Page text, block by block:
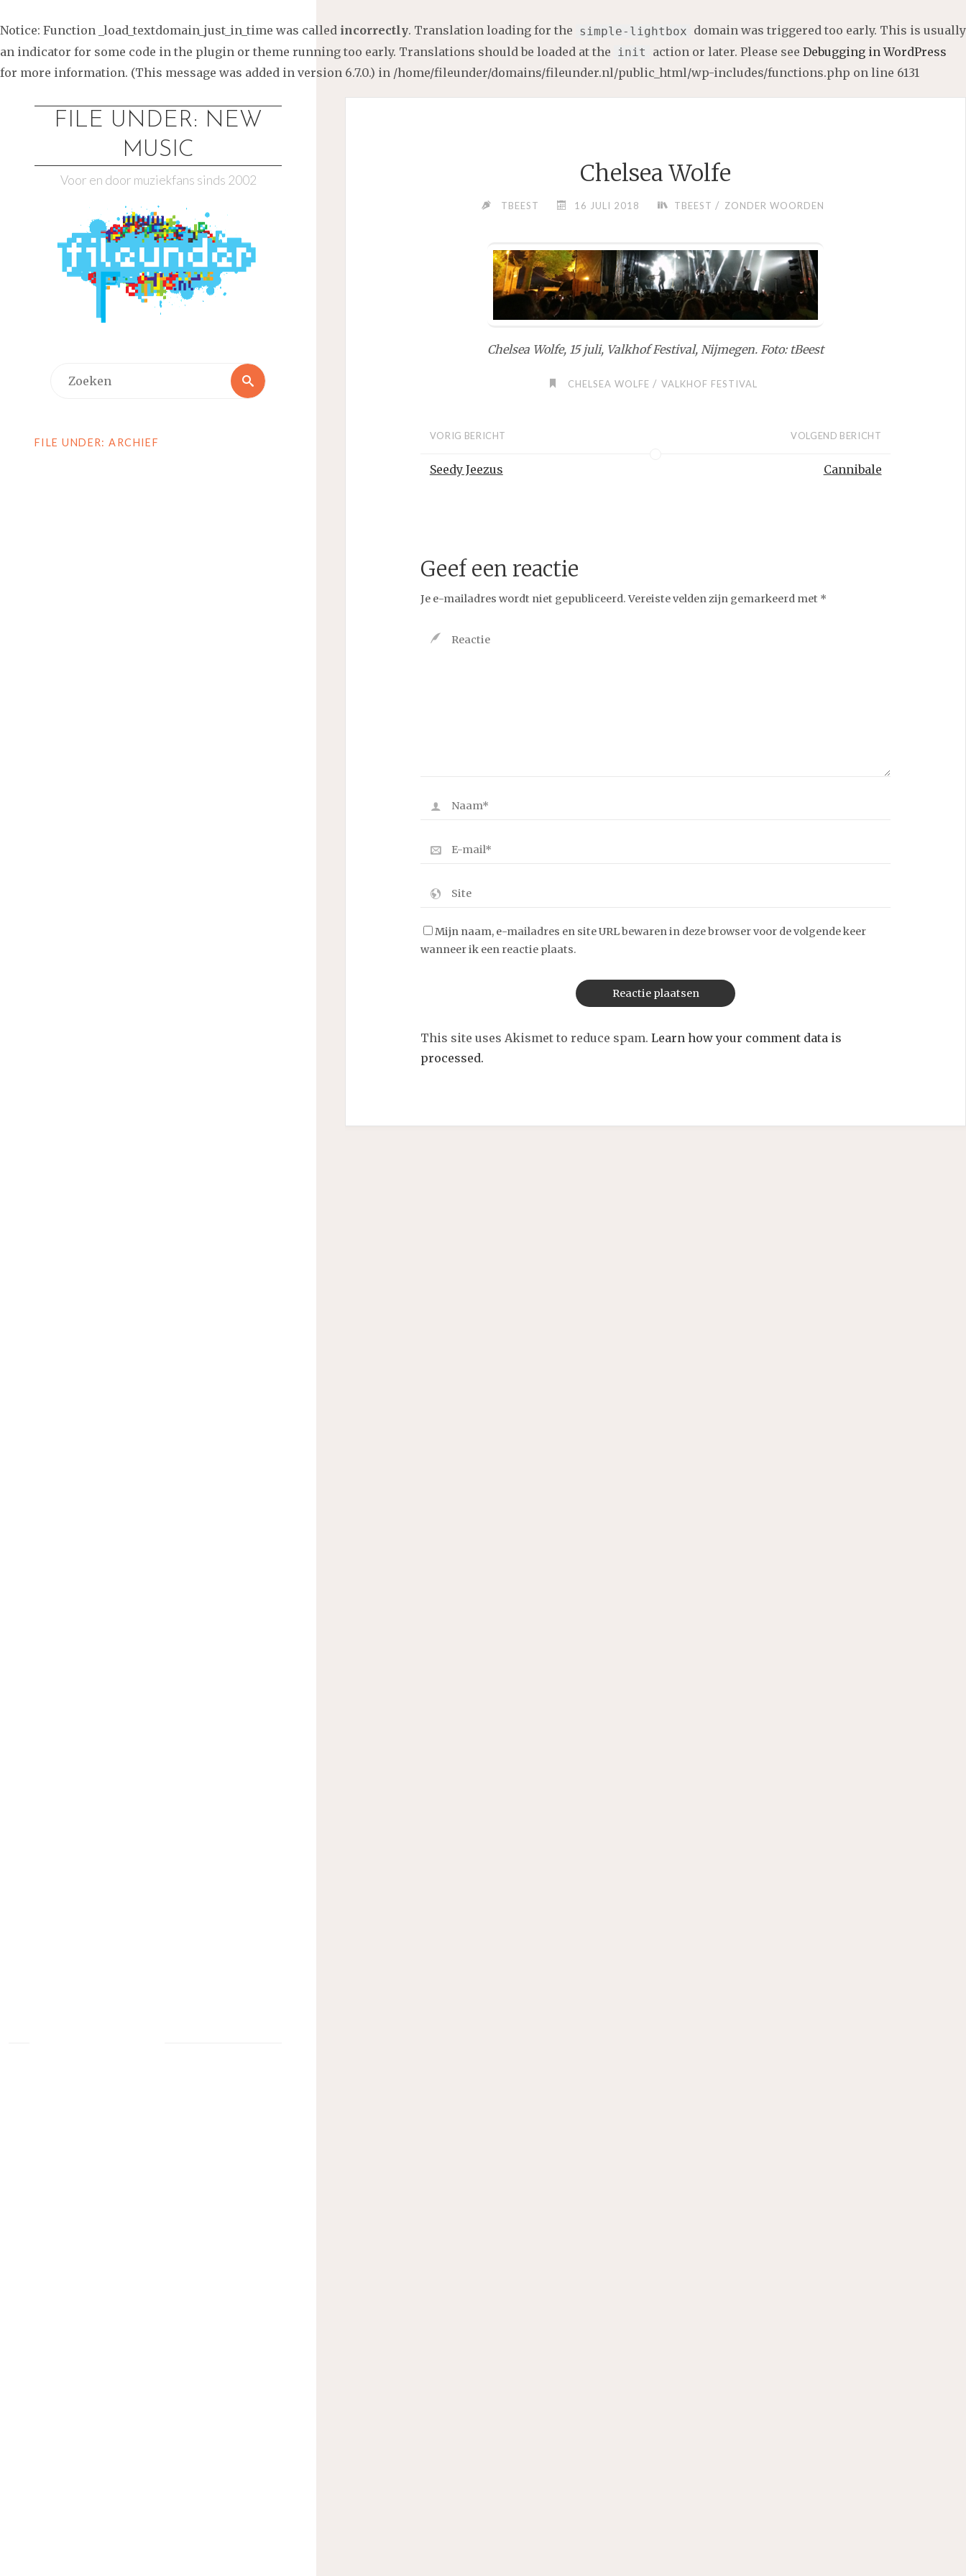
Notice: Function _load_textdomain_just_in_time was called incorrectly. Translation loading for the simple-lightbox domain was triggered too early. This is usually
an indicator for some code in the plugin or theme running too early. Translations should be loaded at the init action or later. Please see Debugging in WordPress
for more information. (This message was added in version 6.7.0.) in /home/fileunder/domains/fileunder.nl/public_html/wp-includes/functions.php on line 6131
FILE UNDER: NEW
MUSIC
Voor en door muziekfans sinds 2002
Zoeken
FILE UNDER: ARCHIEF
Chelsea Wolfe
TBEEST 16 JULI 2018 TBEEST / ZONDER WOORDEN
Chelsea Wolfe, 15 juli, Valkhof Festival, Nijmegen. Foto: tBeest
CHELSEA WOLFE / VALKHOF FESTIVAL
VORIG BERICHT
Seedy Jeezus
VOLGEND BERICHT
Cannibale
Geef een reactie
Je e-mailadres wordt niet gepubliceerd. Vereiste velden zijn gemarkeerd met *
Mijn naam, e-mailadres en site URL bewaren in deze browser voor de volgende keer
wanneer ik een reactie plaats.
This site uses Akismet to reduce spam. Learn how your comment data is
processed.